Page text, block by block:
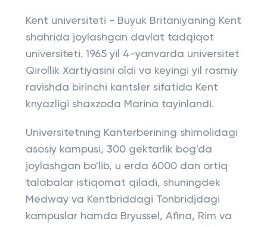
Kent universiteti - Buyuk Britaniyaning Kent
shahrida joylashgan davlat tadqiqot
universiteti. 1965 yil 4-yanvarda universitet
Qirollik Xartiyasini oldi va keyingi yil rasmiy
ravishda birinchi kantsler sifatida Kent
knyazligi shaxzoda Marina tayinlandi.
Universitetning Kanterberining shimolidagi
asosiy kampusi, 300 gektarlik bog'da
joylashgan bo'lib, u erda 6000 dan ortiq
talabalar istiqomat qiladi, shuningdek
Medway va Kentbriddagi Tonbridjdagi
kampuslar hamda Bryussel, Afina, Rim va